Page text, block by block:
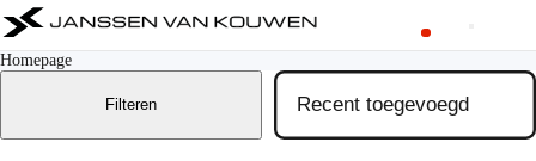
Homepage
Filteren